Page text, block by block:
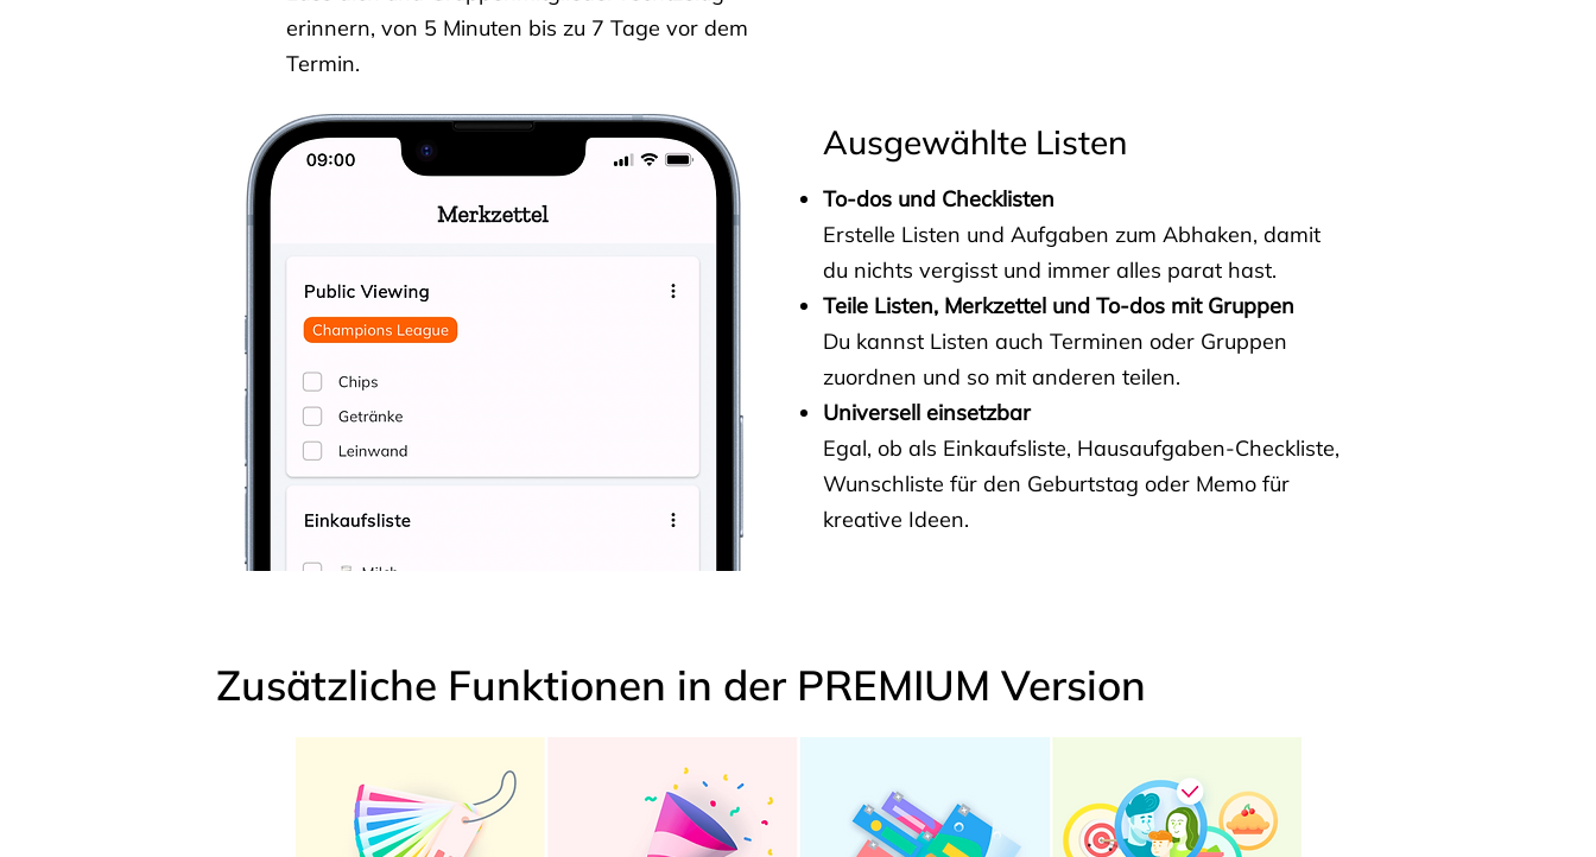
erinnern, von 5 Minuten bis zu 7 Tage vor dem
Termin.
Ausgewählte Listen
To-dos und Checklisten
Erstelle Listen und Aufgaben zum Abhaken, damit
du nichts vergisst und immer alles parat hast.
Teile Listen, Merkzettel und To-dos mit Gruppen
Du kannst Listen auch Terminen oder Gruppen
zuordnen und so mit anderen teilen.
Universell einsetzbar
Egal, ob als Einkaufsliste, Hausaufgaben-Checkliste,
Wunschliste für den Geburtstag oder Memo für
kreative Ideen.
Zusätzliche Funktionen in der PREMIUM Version